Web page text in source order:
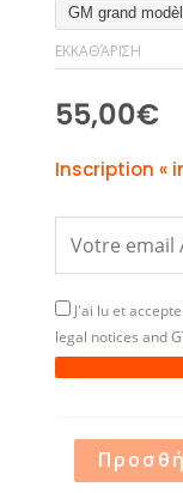
ΕΚΚΑΘΆΡΙΣΗ
55,00€
Inscription «
J'ai lu et
legal notices and